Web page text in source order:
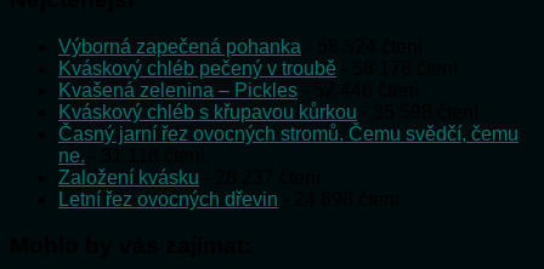
Výborná zapečená pohanka
Kváskový chléb pečený v troubě
Kvašená zelenina – Pickles
Kváskový chléb s křupavou kůrkou
Časný jarní řez ovocných stromů. Čemu svědčí, čemu
ne.
Založení kvásku
Letní řez ovocných dřevin